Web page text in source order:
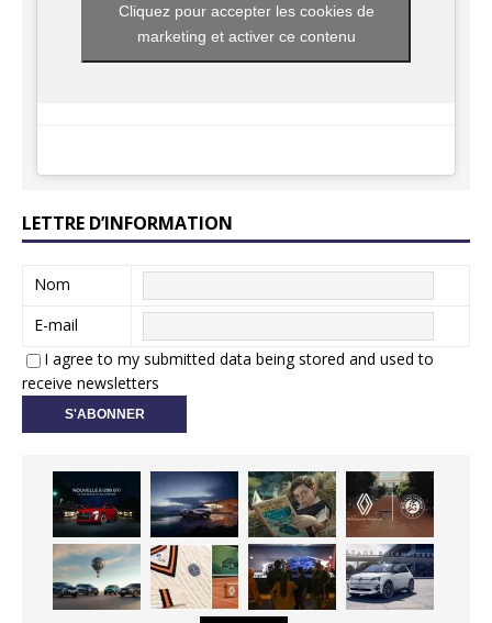
Cliquez pour accepter les cookies de
marketing et activer ce contenu
LETTRE D’INFORMATION
Nom
E-mail
I agree to my submitted data being stored and used to
receive newsletters